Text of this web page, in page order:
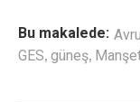
Bu makalede:
GES, güneş,